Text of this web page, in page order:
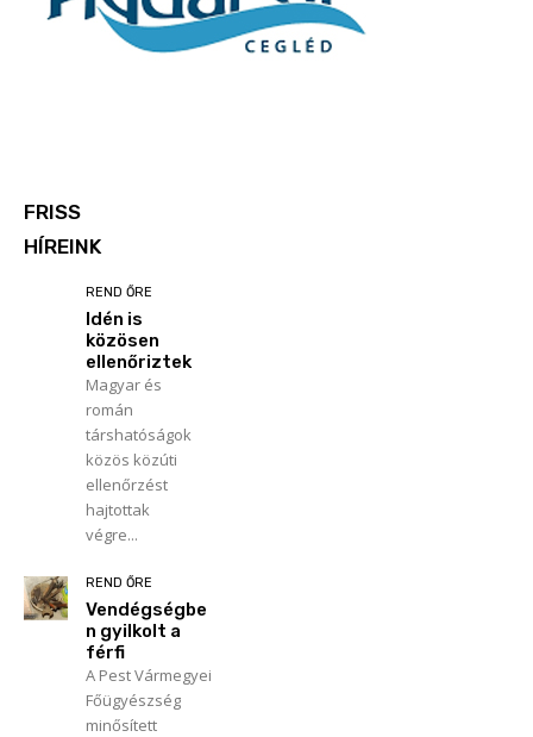
FRISS
HÍREINK
REND ŐRE
Idén is
közösen
ellenőriztek
Magyar és
román
társhatóságok
közös közúti
ellenőrzést
hajtottak
végre...
REND ŐRE
Vendégségbe
n gyilkolt a
férfi
A Pest Vármegyei
Főügyészség
minősített